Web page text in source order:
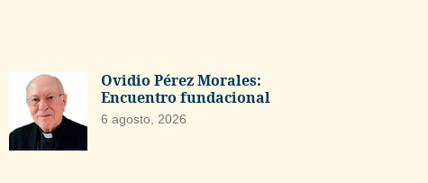
Ovidio Pérez Morales:
Encuentro fundacional
6 agosto, 2026